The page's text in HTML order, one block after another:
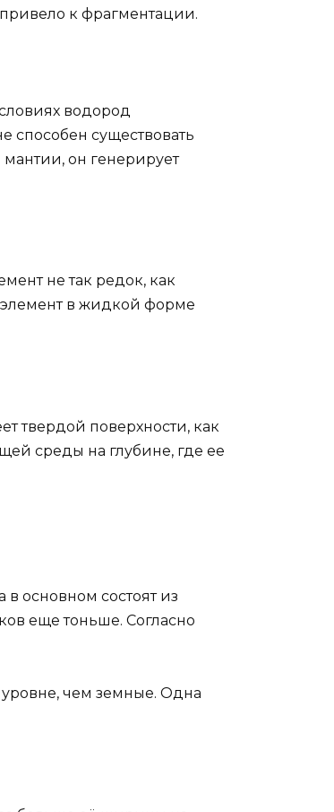
к фрагментации.
водород
способен существовать
мантии, он генерирует
не так редок, как
в жидкой форме
твердой поверхности, как
среды на глубине, где ее
в основном состоят из
еще тоньше. Согласно
чем земные. Одна